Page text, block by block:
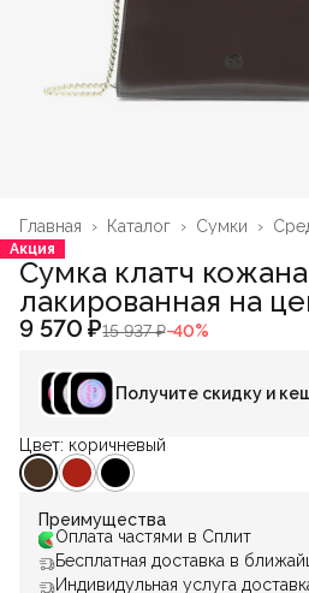
Сумки ›
Каталог ›
Главная ›
Акция
Сумка клатч
лакированная на
9 570 ₽15 937 ₽−40%
Получите скидку и
Цвет: коричневый
Преимущества
Оплата частями в Сплит
Бесплатная доставка в
Индивидульная услуга